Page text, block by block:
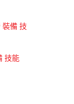
裝備 技
技能